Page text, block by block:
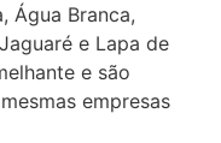
Água Branca,
e Lapa de
e são
empresas